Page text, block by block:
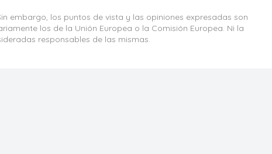
embargo, los puntos de vista y las opiniones expresadas son
los de la Unión Europea o la Comisión Europea. Ni la
responsables de las mismas.